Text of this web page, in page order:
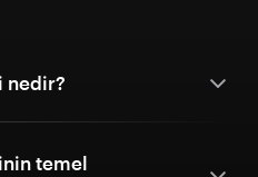
nedir?
temel